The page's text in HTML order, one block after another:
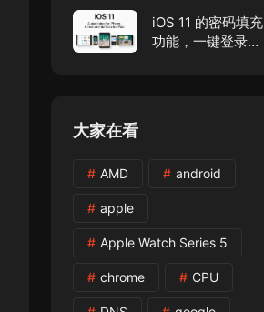
金」，代号D21A
iOS 11 的密码填充
功能，一键登录真
大家在看
AMD android
apple
Apple Watch Series 5
chrome CPU